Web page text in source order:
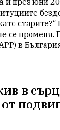
и през юни
старите?“
се променя.
в
в